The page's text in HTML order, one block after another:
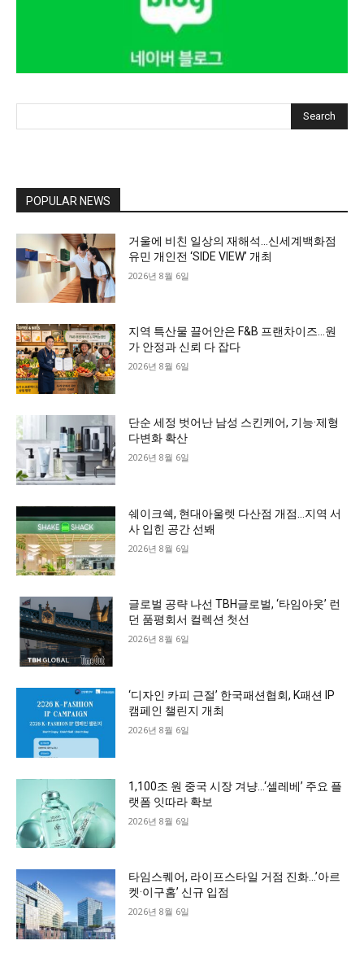
Search
POPULAR NEWS
거울에 비친 일상의 재해석…신세계백화점
유민 개인전 ‘SIDE VIEW’ 개최
2026년 8월 6일
지역 특산물 끌어안은 F&B 프랜차이즈…원
가 안정과 신뢰 다 잡다
2026년 8월 6일
단순 세정 벗어난 남성 스킨케어, 기능·제형
다변화 확산
2026년 8월 6일
쉐이크쉑, 현대아울렛 다산점 개점…지역 서
사 입힌 공간 선봬
2026년 8월 6일
글로벌 공략 나선 TBH글로벌, ‘타임아웃’ 런
던 품평회서 컬렉션 첫선
2026년 8월 6일
‘디자인 카피 근절’ 한국패션협회, K패션 IP
캠페인 챌린지 개최
2026년 8월 6일
1,100조 원 중국 시장 겨냥…‘셀레베’ 주요 플
랫폼 잇따라 확보
2026년 8월 6일
타임스퀘어, 라이프스타일 거점 진화…’아르
켓·이구홈’ 신규 입점
2026년 8월 6일